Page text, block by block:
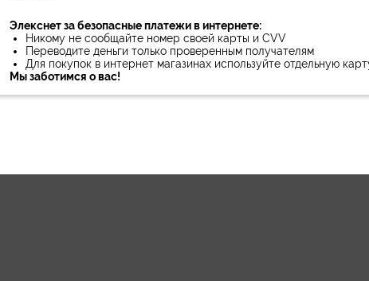
Элекснет за безопасные платежи в интернете:
Никому не сообщайте номер своей карты и CVV
Переводите деньги только проверенным получателям
Для покупок в интернет магазинах используйте отдельную
Мы заботимся о вас!